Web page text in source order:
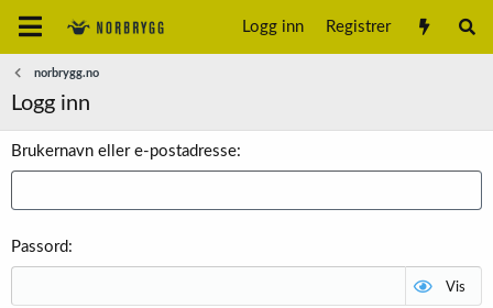
Logg inn Registrer
norbrygg.no
Logg inn
Brukernavn eller e-postadresse
Passord
Vis